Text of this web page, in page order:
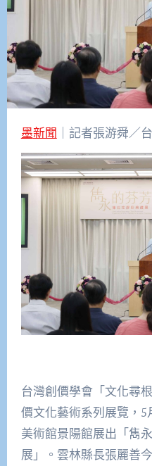
墨新聞 ｜記者張游舜／
台灣創價學會「文化尋根 建構台灣美術百年史」創
價文化藝術系列展覽，5
美術館景陽館展出「雋
展」。雲林縣長張麗善